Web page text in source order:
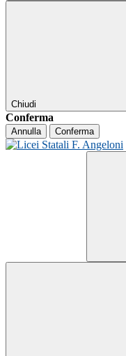
Chiudi
Conferma
Annulla Conferma